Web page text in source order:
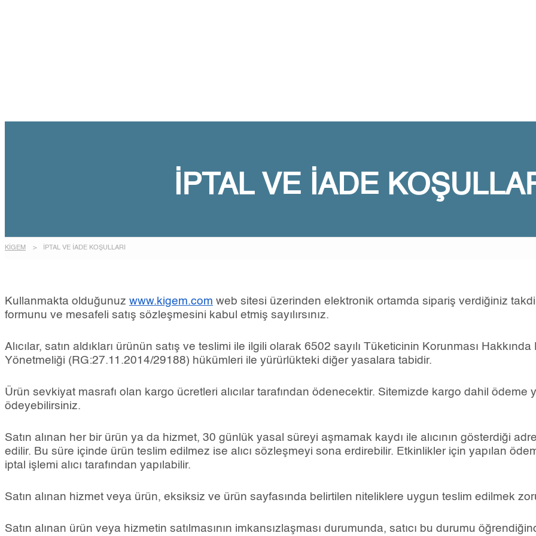
İPTAL VE İADE
KİGEM > İPTAL VE İADE KOŞULLARI
Kullanmakta olduğunuz www.kigem.com web sitesi üzerinden elektronik ortamda sipariş verdiğiniz
formunu ve mesafeli satış sözleşmesini kabul etmiş sayılırsınız.
Alıcılar, satın aldıkları ürünün satış ve teslimi ile ilgili olarak 6502 sayılı Tüketicinin Korunması
Yönetmeliği (RG:27.11.2014/29188) hükümleri ile yürürlükteki diğer yasalara tabidir.
Ürün sevkiyat masrafı olan kargo ücretleri alıcılar tarafından ödenecektir. Sitemizde kargo dahil
ödeyebilirsiniz.
Satın alınan her bir ürün ya da hizmet, 30 günlük yasal süreyi aşmamak kaydı ile alıcının gösterdiği
edilir. Bu süre içinde ürün teslim edilmez ise alıcı sözleşmeyi sona erdirebilir. Etkinlikler için yapılan
iptal işlemi alıcı tarafından yapılabilir.
Satın alınan hizmet veya ürün, eksiksiz ve ürün sayfasında belirtilen niteliklere uygun teslim edilmek
Satın alınan ürün veya hizmetin satılmasının imkansızlaşması durumunda, satıcı bu durumu